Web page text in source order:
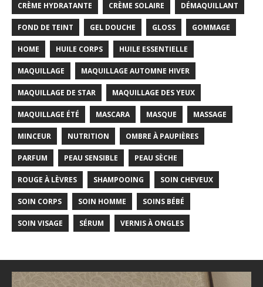
CRÈME HYDRATANTE CRÈME SOLAIRE DÉMAQUILLANT
FOND DE TEINT GEL DOUCHE GLOSS GOMMAGE
HOME HUILE CORPS HUILE ESSENTIELLE
MAQUILLAGE MAQUILLAGE AUTOMNE HIVER
MAQUILLAGE DE STAR MAQUILLAGE DES YEUX
MAQUILLAGE ÉTÉ MASCARA MASQUE MASSAGE
MINCEUR NUTRITION OMBRE À PAUPIÈRES
PARFUM PEAU SENSIBLE PEAU SÈCHE
ROUGE À LÈVRES SHAMPOOING SOIN CHEVEUX
SOIN CORPS SOIN HOMME SOINS BÉBÉ
SOIN VISAGE SÉRUM VERNIS À ONGLES